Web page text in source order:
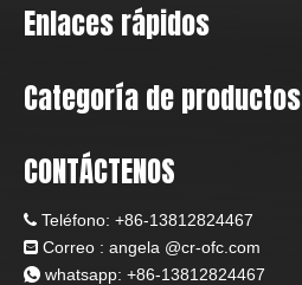
Enlaces rápidos
Categoría de productos
CONTÁCTENOS
 Teléfono: +86-13812824467
 Correo : angela @cr-ofc.com
 whatsapp: +86-13812824467